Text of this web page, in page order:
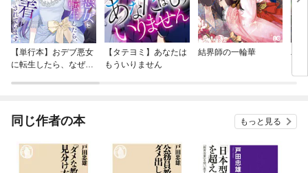
【単行本】おデブ悪女
に転生したら、なぜか
【タテヨミ】あなたは
もういりません
結界師の一輪華
バ
今
同じ作者の本 もっと見る